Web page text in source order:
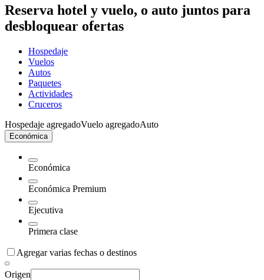
Reserva hotel y vuelo, o auto juntos para
desbloquear ofertas
Hospedaje
Vuelos
Autos
Paquetes
Actividades
Cruceros
Hospedaje agregadoVuelo agregadoAuto
Económica
Económica
Económica Premium
Ejecutiva
Primera clase
Agregar varias fechas o destinos
Origen